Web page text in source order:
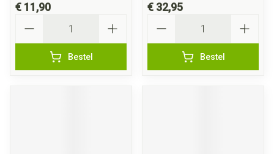
€ 11,90
Bestel
€ 32,95
Bestel